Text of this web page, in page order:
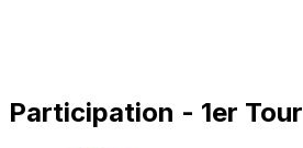
Participation - 1er Tour